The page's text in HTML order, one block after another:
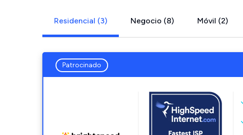
Residencial (3) Negocio (8) Móvil (2)
Patrocinado